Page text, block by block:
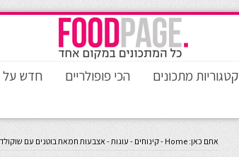
קטגוריות מתכונים הכי פופולריים חדש
אתם כאן: Home
-קינוחים - עוגות-אצבעות חמאת בוטנים עם שוקולד